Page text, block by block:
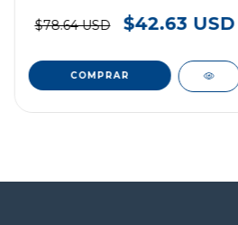
$78.64 USD $42.63 USD